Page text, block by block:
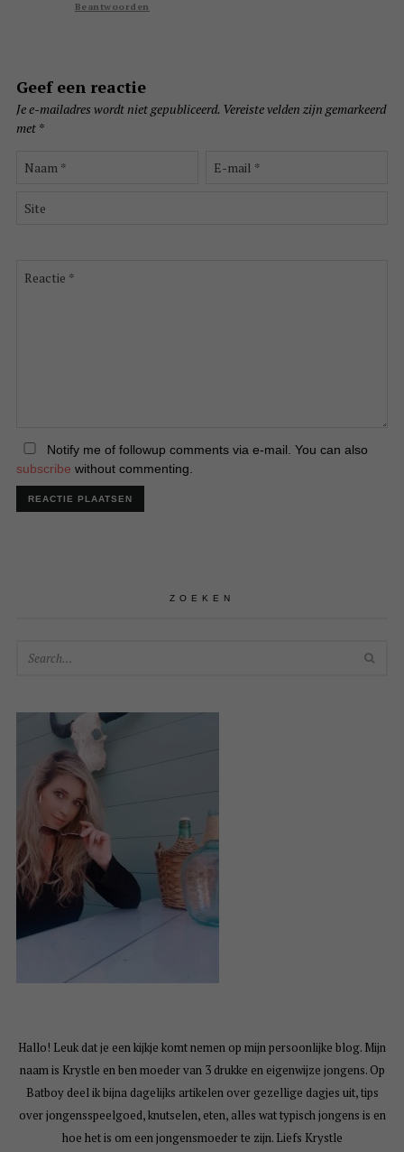
Beantwoorden
Geef een reactie
Je e-mailadres wordt niet gepubliceerd. Vereiste velden zijn gemarkeerd
met *
Notify me of followup comments via e-mail. You can also
subscribe without commenting.
ZOEKEN
Hallo! Leuk dat je een kijkje komt nemen op mijn persoonlijke blog. Mijn
naam is Krystle en ben moeder van 3 drukke en eigenwijze jongens. Op
Batboy deel ik bijna dagelijks artikelen over gezellige dagjes uit, tips
over jongensspeelgoed, knutselen, eten, alles wat typisch jongens is en
hoe het is om een jongensmoeder te zijn. Liefs Krystle